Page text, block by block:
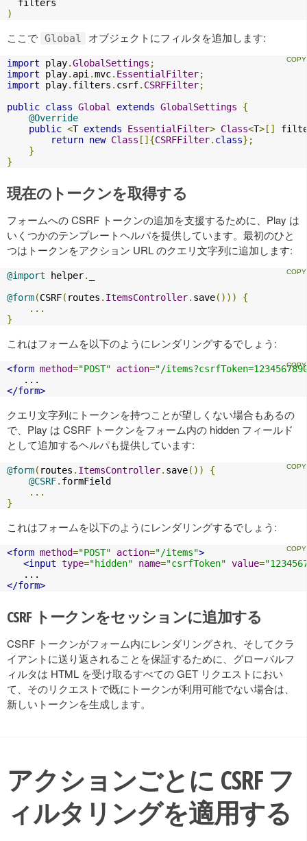
)
ここで Global オブジェクトにフィルタを追加します:
import play.GlobalSettings ;
import play. api .mvc. EssentialFilter;
import play. filters . csrf. CSRFFilter;
public class Global extends GlobalSettings
{
@Override
public <T extends EssentialFilter> Class<T>[]
return new Class []{CSRFFilter. class};
}
}
現在のトークンを取得する
フォームへの CSRF トークンの追加を支援するために、Play は
いくつかのテンプレートヘルパを提供しています。最初のひと
つはトークンをアクション URL のクエリ文字列に追加します:
@import helper.
@form(CSRF( routes . ItemsController. save()))
{
...
}
これはフォームを以下のようにレンダリングするでしょう:
<form method="POST" action="/
</form>
クエリ文字列にトークンを持つことが望しくない場合もあるの
で、Play は CSRF トークンをフォーム内の hidden フィールド
として追加するヘルパも提供しています:
@form( routes . ItemsController. save())
{
@CSRF. formField
...
}
これはフォームを以下のようにレンダリングするでしょう:
<form method="POST" action="/items">
<input type="hidden" name="csrfToken" value=
</form>
CSRF トークンをセッションに追加する
CSRF トークンがフォーム内にレンダリングされ、そしてクラ
イアントに送り返されることを保証するために、グローバルフ
ィルタは HTML を受け取るすべての GET リクエストにおい
て、そのリクエストで既にトークンが利用可能でない場合は、
新しいトークンを生成します。
アクションごとに CSRF フ
ィルタリングを適用する